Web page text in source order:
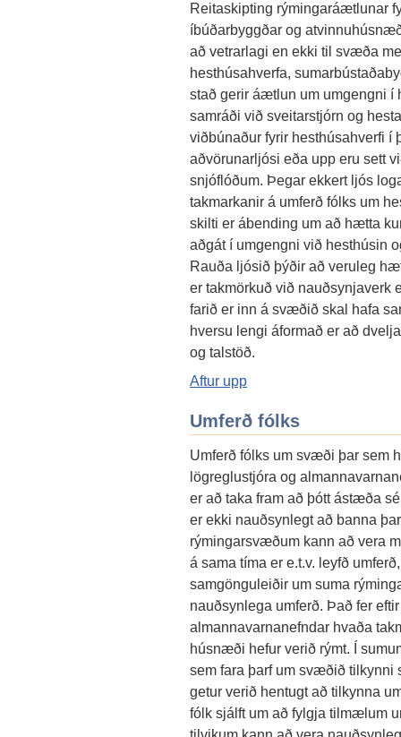
Reitaskipting rýmingaráætlunar
íbúðarbyggðar og
að vetrarlagi en ekki til svæða
hesthúsahverfa,
stað gerir áætlun um umgengni
samráði við sveitarstjórn og
viðbúnaður fyrir hesthúsahverfi í
aðvörunarljósi eða upp eru sett
snjóflóðum. Þegar ekkert ljós
takmarkanir á umferð fólks um
skilti er ábending um að hætta
aðgát í umgengni við hesthúsin
Rauða ljósið þýðir að veruleg
er takmörkuð við nauðsynjaverk
farið er inn á svæðið skal hafa
hversu lengi áformað er að
og talstöð.
Aftur upp
Umferð fólks
Umferð fólks um svæði þar sem
lögreglustjóra og
er að taka fram að þótt ástæða
er ekki nauðsynlegt að banna
rýmingarsvæðum kann að vera
á sama tíma er e.t.v. leyfð
samgönguleiðir um suma
nauðsynlega umferð. Það fer
almannavarnanefndar hvaða
húsnæði hefur verið rýmt. Í
sem fara þarf um svæðið tilkynni
getur verið hentugt að tilkynna
fólk sjálft um að fylgja tilmælum